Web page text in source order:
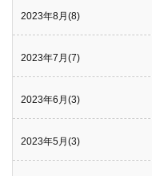
2023年8月(8)
2023年7月(7)
2023年6月(3)
2023年5月(3)